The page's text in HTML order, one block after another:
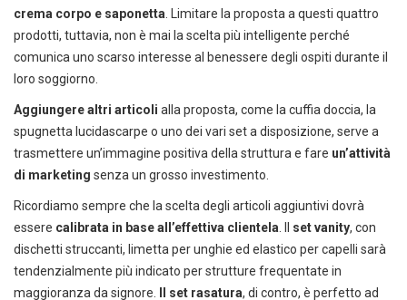
DEDICACI UN ALTRO SECONDO
Puoi facilmente conoscere tutti i
crema corpo e saponetta . Limitare la proposta a questi quattro
prodotti, tuttavia, non è mai la scelta più intelligente perché
comunica uno scarso interesse al benessere degli ospiti durante il
loro soggiorno.
Aggiungere altri articoli alla proposta, come la cuffia doccia, la
spugnetta lucidascarpe o uno dei vari set a disposizione, serve a
trasmettere un’immagine positiva della struttura e fare un’attività
di marketing senza un grosso investimento.
Ricordiamo sempre che la scelta degli articoli aggiuntivi dovrà
essere calibrata in base all’effettiva clientela . Il set vanity, con
dischetti struccanti, limetta per unghie ed elastico per capelli sarà
tendenzialmente più indicato per strutture frequentate in
maggioranza da signore. Il set rasatura, di contro, è perfetto ad